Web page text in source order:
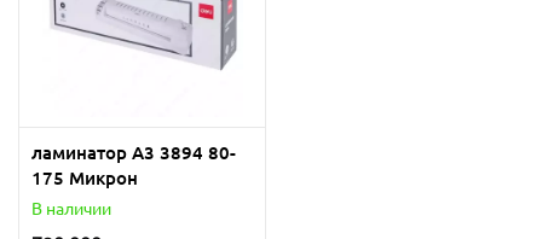
ламинатор А3 3894 80-
175 Микрон
В наличии